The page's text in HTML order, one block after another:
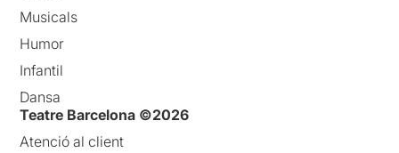
Musicals
Humor
Infantil
Dansa
Teatre Barcelona ©2026
Atenció al client